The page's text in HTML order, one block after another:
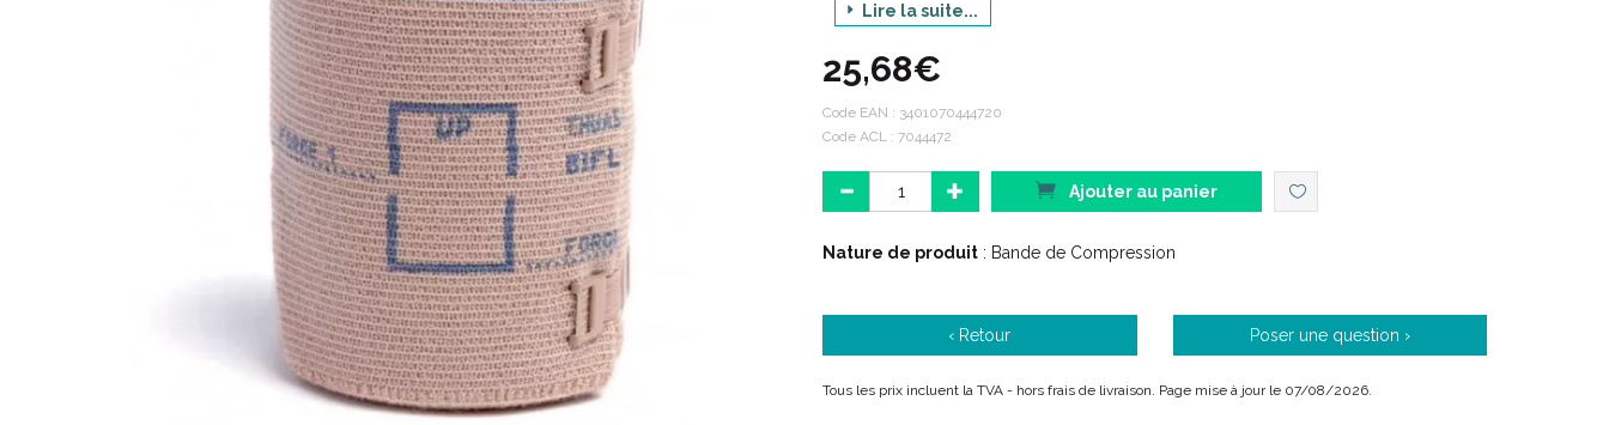
Vte/R/D
Biflex®+ :
Biflex®+ a reçu ce prix pour son élaboration et sa créativité.
Biflex®+ est la bande leader des compressions élastiques.
BIFLEX® 17 - Bande élastique forte de compression tous sens + indicateur de pose.
Sécurité des patients : l’étalonnage limite les risques de mauvaise utilisation
Lire la suite...
25,68€
Code EAN : 3401070444720
Code ACL : 7044472
Ajouter au panier
Nature de produit : Bande de Compression
‹ Retour Poser une question ›
Tous les prix incluent la TVA - hors frais de livraison. Page mise à jour le 07/08/2026.